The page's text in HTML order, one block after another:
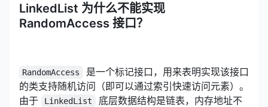
LinkedList 为什么不能实现
RandomAccess 接口？
RandomAccess
是一个标记接口，用来表明实现该接口
的类支持随机访问（即可以通过索引快速访问元素）。
由于
LinkedList
底层数据结构是链表，内存地址不